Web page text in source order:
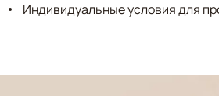
Индивидуальные условия для